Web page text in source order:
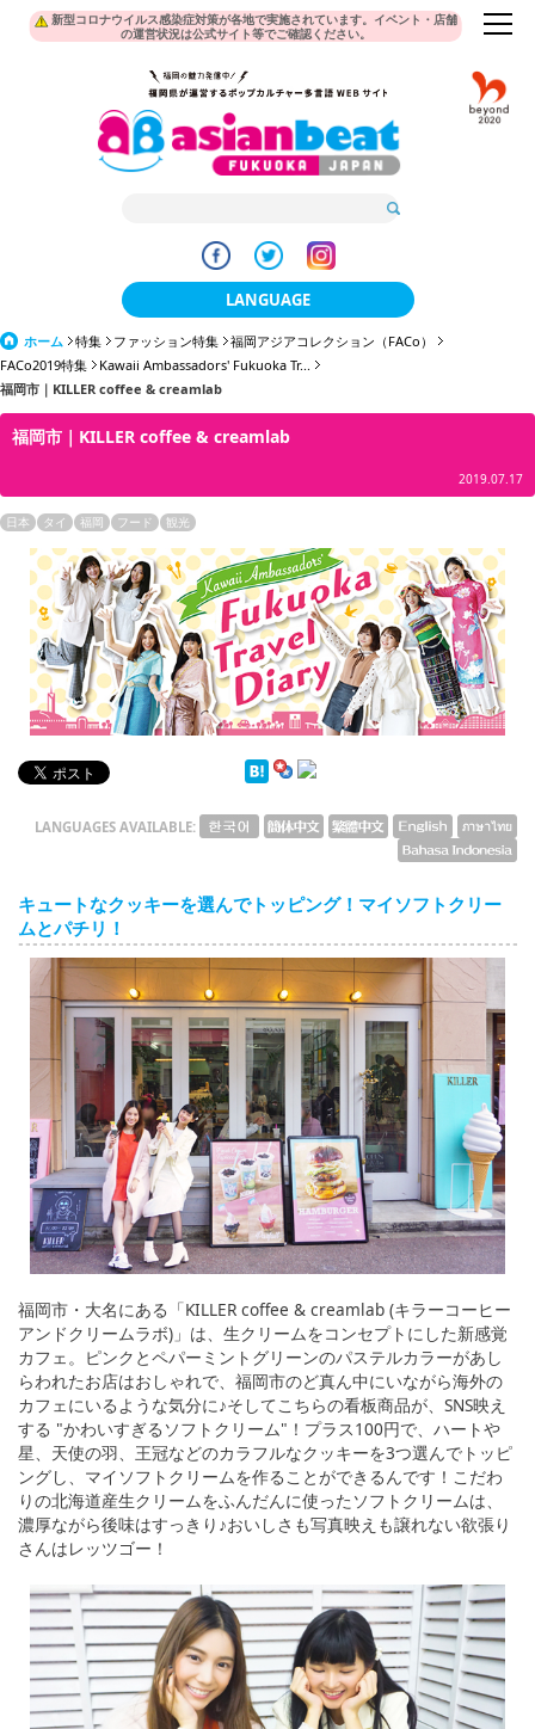
新型コロナウイルス感染症対策が各地で実施されています。イベント・店舗
の運営状況は公式サイト等でご確認ください。
LANGUAGE
日本語
簡体中文
ภาษาไทย
tiéng Viêt
Bahasa Indonesia
ホーム 特集 ファッション特集
福岡アジアコレクション（FACo）
FACo2019特集
Kawaii Ambassadors' Fukuoka Tr...
福岡市｜KILLER coffee & creamlab
福岡市｜KILLER coffee & creamlab
2019.07.17
日本 タイ 福岡 フード 観光
LANGUAGES AVAILABLE:
キュートなクッキーを選んでトッピング！マイソフトクリー
ムとパチリ！
福岡市・大名にある「KILLER coffee & creamlab (キラーコーヒー
アンドクリームラボ)」は、生クリームをコンセプトにした新感覚
カフェ。ピンクとペパーミントグリーンのパステルカラーがあし
らわれたお店はおしゃれで、福岡市のど真ん中にいながら海外の
カフェにいるような気分に♪そしてこちらの看板商品が、SNS映え
する "かわいすぎるソフトクリーム"！プラス100円で、ハートや
星、天使の羽、王冠などのカラフルなクッキーを3つ選んでトッピ
ングし、マイソフトクリームを作ることができるんです！こだわ
りの北海道産生クリームをふんだんに使ったソフトクリームは、
濃厚ながら後味はすっきり♪おいしさも写真映えも譲れない欲張り
さんはレッツゴー！